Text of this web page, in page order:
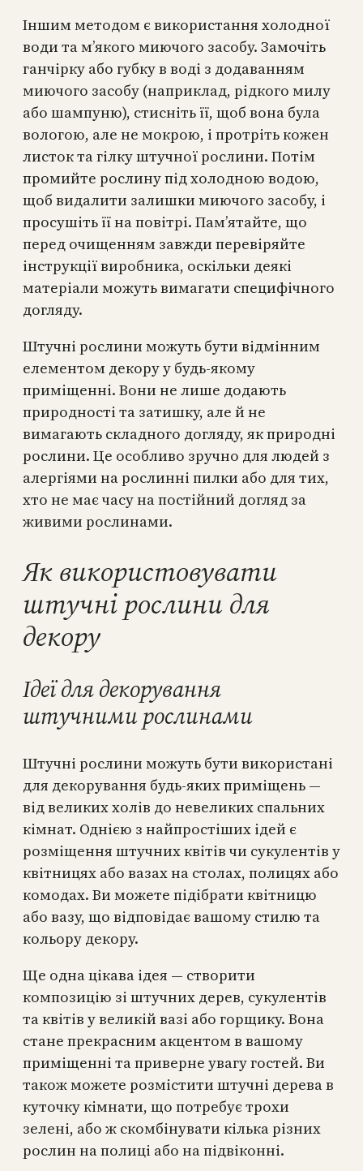
Іншим методом є використання холодної
води та м’якого миючого засобу. Замочіть
ганчірку або губку в воді з додаванням
миючого засобу (наприклад, рідкого милу
або шампуню), стисніть її, щоб вона була
вологою, але не мокрою, і протріть кожен
листок та гілку штучної рослини. Потім
промийте рослину під холодною водою,
щоб видалити залишки миючого засобу, і
просушіть її на повітрі. Пам’ятайте, що
перед очищенням завжди перевіряйте
інструкції виробника, оскільки деякі
матеріали можуть вимагати специфічного
догляду.
Штучні рослини можуть бути відмінним
елементом декору у будь-якому
приміщенні. Вони не лише додають
природності та затишку, але й не
вимагають складного догляду, як природні
рослини. Це особливо зручно для людей з
алергіями на рослинні пилки або для тих,
хто не має часу на постійний догляд за
живими рослинами.
Як використовувати
штучні рослини для
декору
Ідеї для декорування
штучними рослинами
Штучні рослини можуть бути використані
для декорування будь-яких приміщень —
від великих холів до невеликих спальних
кімнат. Однією з найпростіших ідей є
розміщення штучних квітів чи сукулентів у
квітницях або вазах на столах, полицях або
комодах. Ви можете підібрати квітницю
або вазу, що відповідає вашому стилю та
кольору декору.
Ще одна цікава ідея — створити
композицію зі штучних дерев, сукулентів
та квітів у великій вазі або горщику. Вона
стане прекрасним акцентом в вашому
приміщенні та приверне увагу гостей. Ви
також можете розмістити штучні дерева в
куточку кімнати, що потребує трохи
зелені, або ж скомбінувати кілька різних
рослин на полиці або на підвіконні.